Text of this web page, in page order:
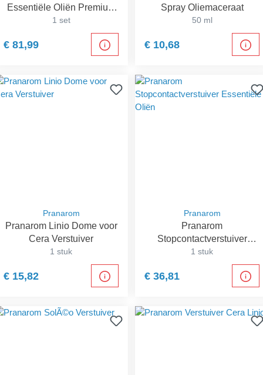
Essentiële Oliën Premium
Edition
1 set
€ 81,99
Spray Oliemaceraat
50 ml
€ 10,68
Pranarom
Pranarom Linio Dome voor
Cera Verstuiver
1 stuk
€ 15,82
Pranarom
Pranarom
Stopcontactverstuiver
Essentiële Oliën
1 stuk
€ 36,81